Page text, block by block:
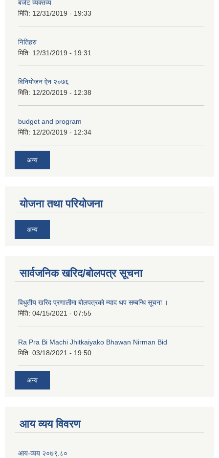
बजेट व्यक्तव्य
मिति: 12/31/2019 - 19:33
नितिहरु
मिति: 12/31/2019 - 19:31
विनियोजन ऐन २०७६
मिति: 12/20/2019 - 12:38
budget and program
मिति: 12/20/2019 - 12:34
अन्य
योजना तथा परियोजना
अन्य
सार्वजनिक खरिद/बोलपत्र सूचना
विधुतीय खरिद प्रणालीमा बोलपत्रको म्याद थप सम्बन्धि सूचना ।
मिति: 04/15/2021 - 07:55
Ra Pra Bi Machi Jhitkaiyako Bhawan Nirman Bid
मिति: 03/18/2021 - 19:50
अन्य
आय व्यय विवरण
आय-व्यय २०७९.८०